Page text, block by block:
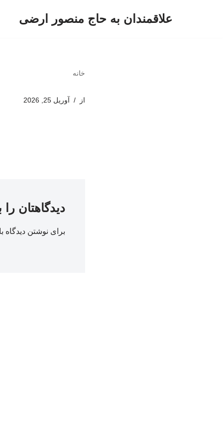
علاقمندان به حاج منصور ارضی
خانه
از آوریل 25, 2026
دیدگاهتان را
برای نوشتن دیدگاه